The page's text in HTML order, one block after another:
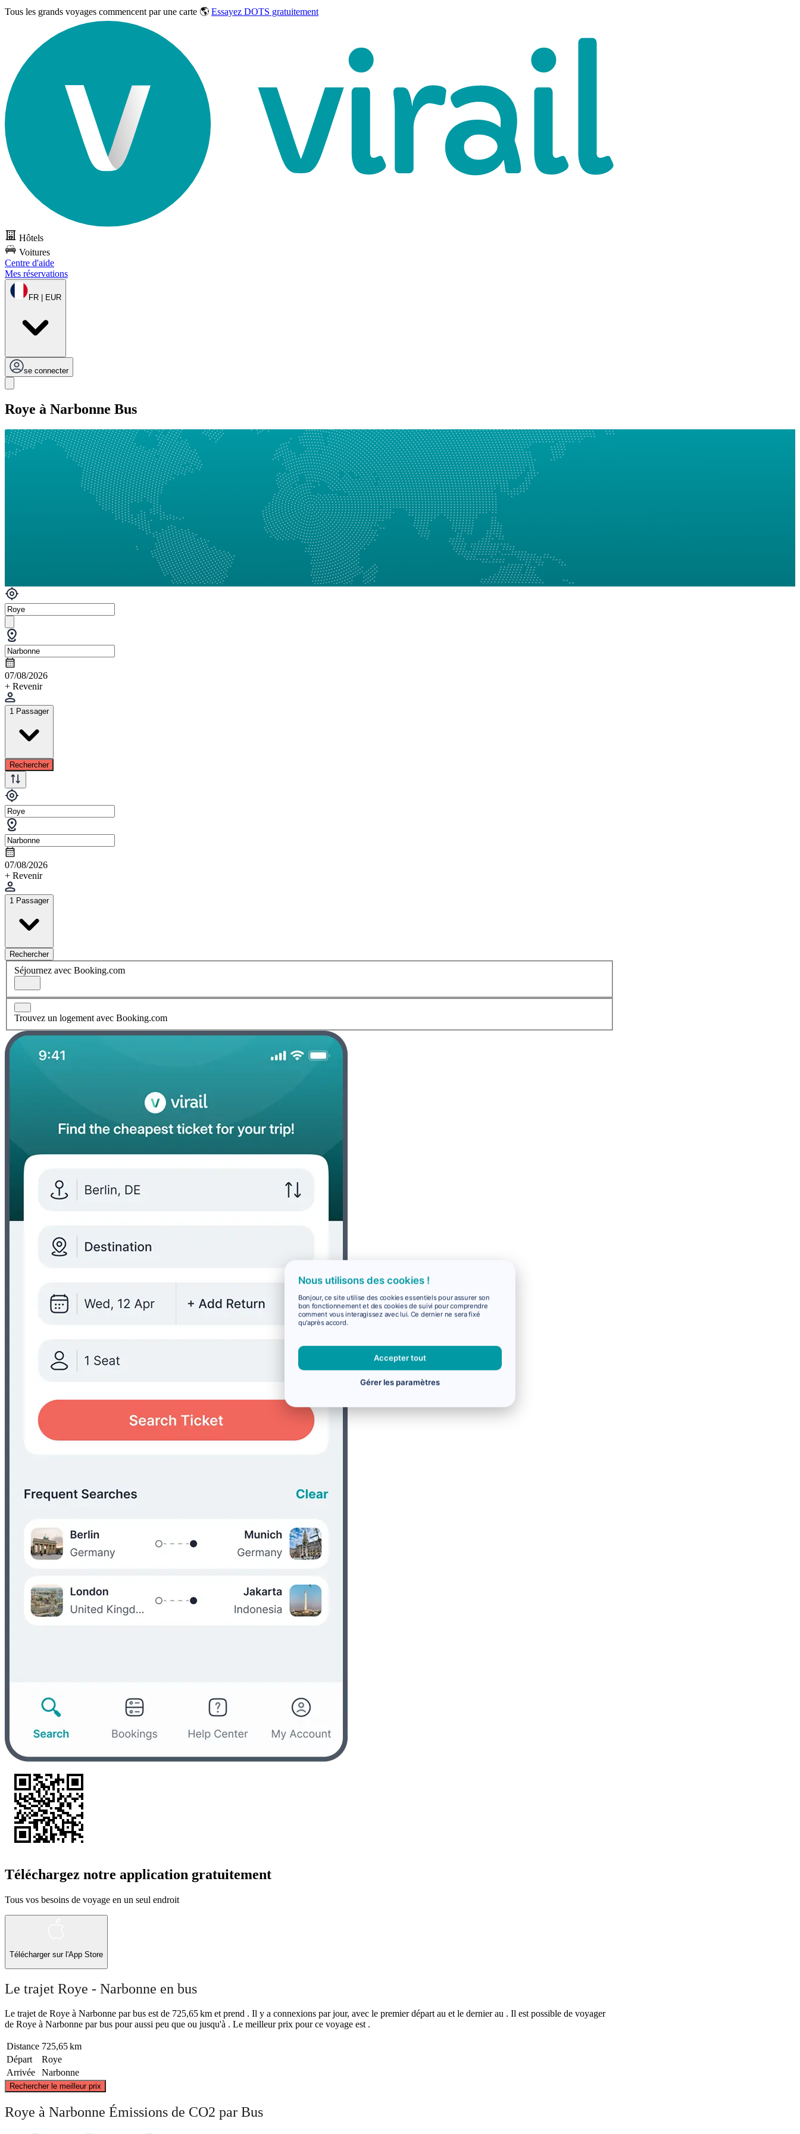
Tous les grands voyages commencent par une carte 🌎 Essayez DOTS gratuitement
Hôtels
Voitures
Centre d'aide
Mes réservations
FR | EUR
se connecter
Roye à Narbonne Bus
07/08/2026
+ Revenir
1 Passager
Rechercher
07/08/2026
+ Revenir
1 Passager
Rechercher
Séjournez avec Booking.com
Trouvez un logement avec Booking.com
Téléchargez notre application gratuitement
Tous vos besoins de voyage en un seul endroit
Télécharger sur l'App Store
Le trajet Roye - Narbonne en bus
Le trajet de Roye à Narbonne par bus est de 725,65 km et prend . Il y a connexions par jour, avec le premier départ au et le dernier au . Il est possible de voyager
de Roye à Narbonne par bus pour aussi peu que ou jusqu'à . Le meilleur prix pour ce voyage est .
Distance 725,65 km
Départ
Roye
Arrivée
Narbonne
Rechercher le meilleur prix
Roye à Narbonne Émissions de CO2 par Bus
Nous utilisons des cookies !
Bonjour, ce site utilise des cookies essentiels pour assurer son
bon fonctionnement et des cookies de suivi pour comprendre
comment vous interagissez avec lui. Ce dernier ne sera fixé
qu'après accord.
Accepter tout
Gérer les paramètres